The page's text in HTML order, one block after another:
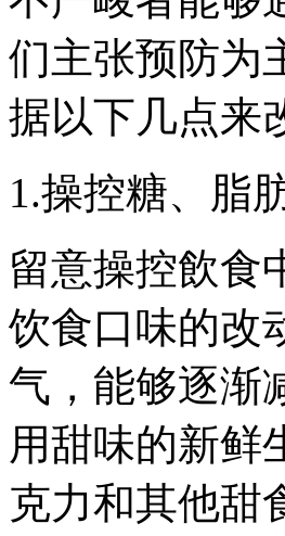
们主张预防为
据以下几点来
1.操控糖、脂
留意操控飲食
饮食口味的改
气，能够逐渐
用甜味的新鲜
克力和其他甜